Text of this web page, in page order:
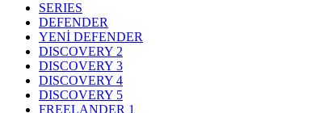
SERIES
DEFENDER
YENİ DEFENDER
DISCOVERY 2
DISCOVERY 3
DISCOVERY 4
DISCOVERY 5
FREELANDER 1